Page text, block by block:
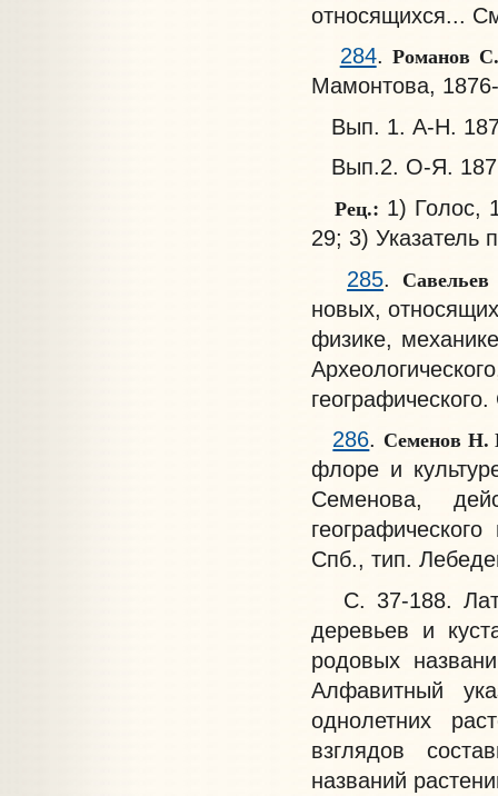
относящихся...
284.Романов
Мамонтова,
Вып. 1. А-Н.
Вып.2. О-Я.
Рец.: 1) Голос,
29; 3) Указатель
285
новых,
физике,
286. Семенов
флоре и
Семенова,
Спб., тип.
С. 37-188.
деревьев и
родовых
Алфавитный
однолетних
взглядов
названий